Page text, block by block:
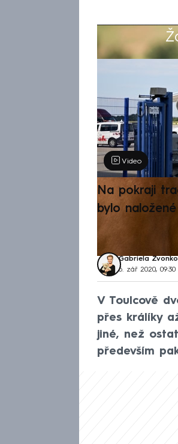
Výběr
Video
Na pokraji
bylo
Gabriela
6. zář 2020, 09:30
V Toulcově
přes králíky
jiné, než
především